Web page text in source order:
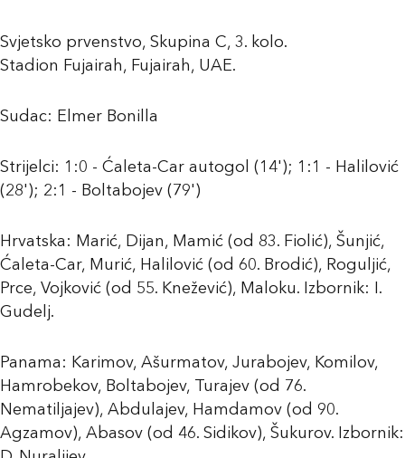
Svjetsko prvenstvo, Skupina C, 3. kolo.
Stadion Fujairah, Fujairah, UAE.
Sudac: Elmer Bonilla
Strijelci: 1:0 - Ćaleta-Car autogol (14'); 1:1 - Halilović
(28'); 2:1 - Boltabojev (79')
Hrvatska: Marić, Dijan, Mamić (od 83. Fiolić), Šunjić,
Ćaleta-Car, Murić, Halilović (od 60. Brodić), Roguljić,
Prce, Vojković (od 55. Knežević), Maloku. Izbornik: I.
Gudelj.
Panama: Karimov, Ašurmatov, Jurabojev, Komilov,
Hamrobekov, Boltabojev, Turajev (od 76.
Nematiljajev), Abdulajev, Hamdamov (od 90.
Agzamov), Abasov (od 46. Sidikov), Šukurov. Izbornik: